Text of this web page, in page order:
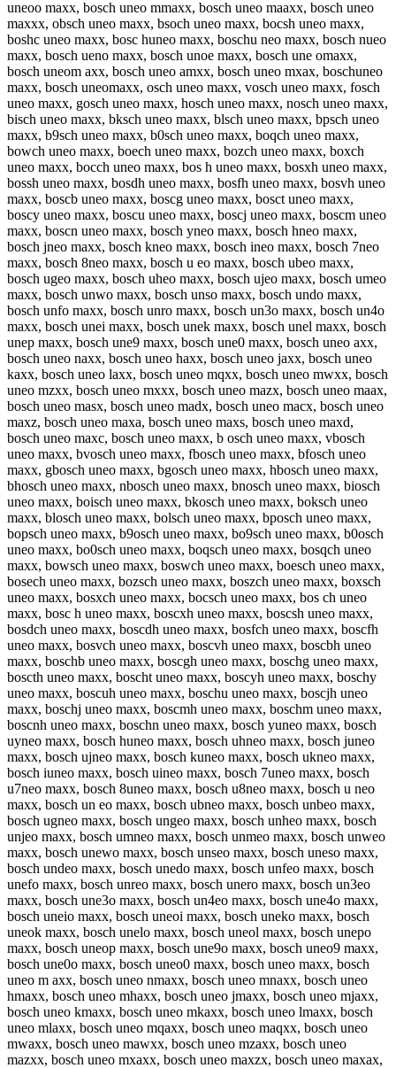
uneoo maxx, bosch uneo mmaxx, bosch uneo maaxx, bosch uneo
maxxx, obsch uneo maxx, bsoch uneo maxx, bocsh uneo maxx,
boshc uneo maxx, bosc huneo maxx, boschu neo maxx, bosch nueo
maxx, bosch ueno maxx, bosch unoe maxx, bosch une omaxx,
bosch uneom axx, bosch uneo amxx, bosch uneo mxax, boschuneo
maxx, bosch uneomaxx, osch uneo maxx, vosch uneo maxx, fosch
uneo maxx, gosch uneo maxx, hosch uneo maxx, nosch uneo maxx,
bisch uneo maxx, bksch uneo maxx, blsch uneo maxx, bpsch uneo
maxx, b9sch uneo maxx, b0sch uneo maxx, boqch uneo maxx,
bowch uneo maxx, boech uneo maxx, bozch uneo maxx, boxch
uneo maxx, bocch uneo maxx, bos h uneo maxx, bosxh uneo maxx,
bossh uneo maxx, bosdh uneo maxx, bosfh uneo maxx, bosvh uneo
maxx, boscb uneo maxx, boscg uneo maxx, bosct uneo maxx,
boscy uneo maxx, boscu uneo maxx, boscj uneo maxx, boscm uneo
maxx, boscn uneo maxx, bosch yneo maxx, bosch hneo maxx,
bosch jneo maxx, bosch kneo maxx, bosch ineo maxx, bosch 7neo
maxx, bosch 8neo maxx, bosch u eo maxx, bosch ubeo maxx,
bosch ugeo maxx, bosch uheo maxx, bosch ujeo maxx, bosch umeo
maxx, bosch unwo maxx, bosch unso maxx, bosch undo maxx,
bosch unfo maxx, bosch unro maxx, bosch un3o maxx, bosch un4o
maxx, bosch unei maxx, bosch unek maxx, bosch unel maxx, bosch
unep maxx, bosch une9 maxx, bosch une0 maxx, bosch uneo axx,
bosch uneo naxx, bosch uneo haxx, bosch uneo jaxx, bosch uneo
kaxx, bosch uneo laxx, bosch uneo mqxx, bosch uneo mwxx, bosch
uneo mzxx, bosch uneo mxxx, bosch uneo mazx, bosch uneo maax,
bosch uneo masx, bosch uneo madx, bosch uneo macx, bosch uneo
maxz, bosch uneo maxa, bosch uneo maxs, bosch uneo maxd,
bosch uneo maxc, bosch uneo maxx, b osch uneo maxx, vbosch
uneo maxx, bvosch uneo maxx, fbosch uneo maxx, bfosch uneo
maxx, gbosch uneo maxx, bgosch uneo maxx, hbosch uneo maxx,
bhosch uneo maxx, nbosch uneo maxx, bnosch uneo maxx, biosch
uneo maxx, boisch uneo maxx, bkosch uneo maxx, boksch uneo
maxx, blosch uneo maxx, bolsch uneo maxx, bposch uneo maxx,
bopsch uneo maxx, b9osch uneo maxx, bo9sch uneo maxx, b0osch
uneo maxx, bo0sch uneo maxx, boqsch uneo maxx, bosqch uneo
maxx, bowsch uneo maxx, boswch uneo maxx, boesch uneo maxx,
bosech uneo maxx, bozsch uneo maxx, boszch uneo maxx, boxsch
uneo maxx, bosxch uneo maxx, bocsch uneo maxx, bos ch uneo
maxx, bosc h uneo maxx, boscxh uneo maxx, boscsh uneo maxx,
bosdch uneo maxx, boscdh uneo maxx, bosfch uneo maxx, boscfh
uneo maxx, bosvch uneo maxx, boscvh uneo maxx, boscbh uneo
maxx, boschb uneo maxx, boscgh uneo maxx, boschg uneo maxx,
boscth uneo maxx, boscht uneo maxx, boscyh uneo maxx, boschy
uneo maxx, boscuh uneo maxx, boschu uneo maxx, boscjh uneo
maxx, boschj uneo maxx, boscmh uneo maxx, boschm uneo maxx,
boscnh uneo maxx, boschn uneo maxx, bosch yuneo maxx, bosch
uyneo maxx, bosch huneo maxx, bosch uhneo maxx, bosch juneo
maxx, bosch ujneo maxx, bosch kuneo maxx, bosch ukneo maxx,
bosch iuneo maxx, bosch uineo maxx, bosch 7uneo maxx, bosch
u7neo maxx, bosch 8uneo maxx, bosch u8neo maxx, bosch u neo
maxx, bosch un eo maxx, bosch ubneo maxx, bosch unbeo maxx,
bosch ugneo maxx, bosch ungeo maxx, bosch unheo maxx, bosch
unjeo maxx, bosch umneo maxx, bosch unmeo maxx, bosch unweo
maxx, bosch unewo maxx, bosch unseo maxx, bosch uneso maxx,
bosch undeo maxx, bosch unedo maxx, bosch unfeo maxx, bosch
unefo maxx, bosch unreo maxx, bosch unero maxx, bosch un3eo
maxx, bosch une3o maxx, bosch un4eo maxx, bosch une4o maxx,
bosch uneio maxx, bosch uneoi maxx, bosch uneko maxx, bosch
uneok maxx, bosch unelo maxx, bosch uneol maxx, bosch unepo
maxx, bosch uneop maxx, bosch une9o maxx, bosch uneo9 maxx,
bosch une0o maxx, bosch uneo0 maxx, bosch uneo maxx, bosch
uneo m axx, bosch uneo nmaxx, bosch uneo mnaxx, bosch uneo
hmaxx, bosch uneo mhaxx, bosch uneo jmaxx, bosch uneo mjaxx,
bosch uneo kmaxx, bosch uneo mkaxx, bosch uneo lmaxx, bosch
uneo mlaxx, bosch uneo mqaxx, bosch uneo maqxx, bosch uneo
mwaxx, bosch uneo mawxx, bosch uneo mzaxx, bosch uneo
mazxx, bosch uneo mxaxx, bosch uneo maxzx, bosch uneo maxax,